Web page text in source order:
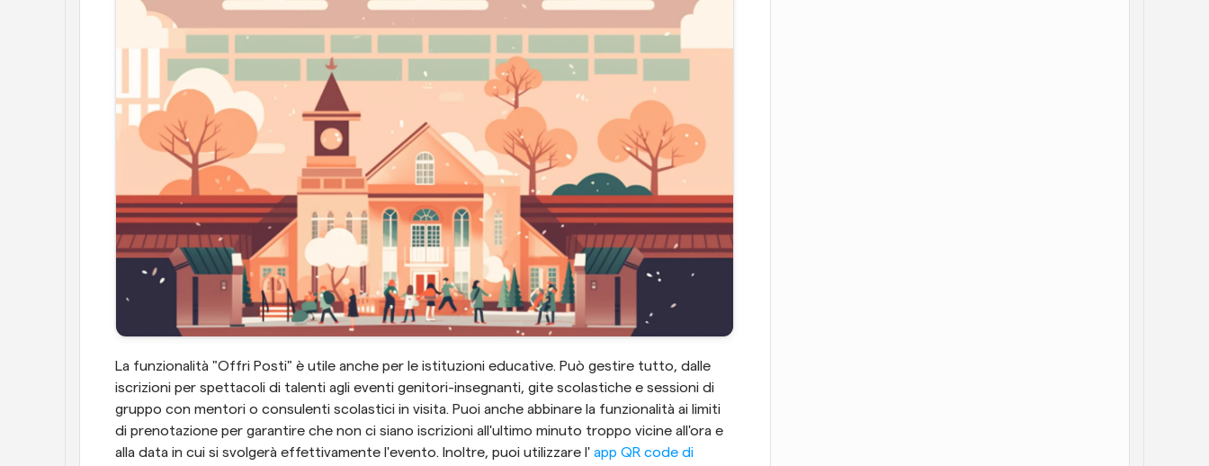
La funzionalità "Offri Posti" è utile anche per le istituzioni educative. Può gestire tutto, dalle
iscrizioni per spettacoli di talenti agli eventi genitori-insegnanti, gite scolastiche e sessioni di
gruppo con mentori o consulenti scolastici in visita. Puoi anche abbinare la funzionalità ai limiti
di prenotazione per garantire che non ci siano iscrizioni all'ultimo minuto troppo vicine all'ora e
alla data in cui si svolgerà effettivamente l'evento. Inoltre, puoi utilizzare l' app QR code di